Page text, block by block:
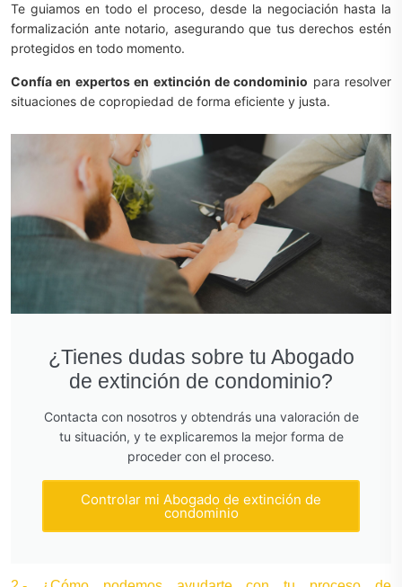
Te guiamos en todo el proceso, desde la negociación hasta la
formalización ante notario, asegurando que tus derechos estén
protegidos en todo momento.
Confía en expertos en extinción de condominio para resolver
situaciones de copropiedad de forma eficiente y justa.
¿Tienes dudas sobre tu Abogado
de extinción de condominio?
Contacta con nosotros y obtendrás una valoración de
tu situación, y te explicaremos la mejor forma de
proceder con el proceso.
Controlar mi Abogado de extinción de
condominio